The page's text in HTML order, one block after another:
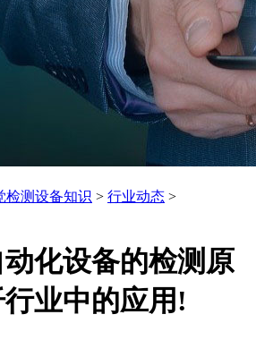
检测设备知识 > 行业动态 >
化设备的检测原
业中的应用!